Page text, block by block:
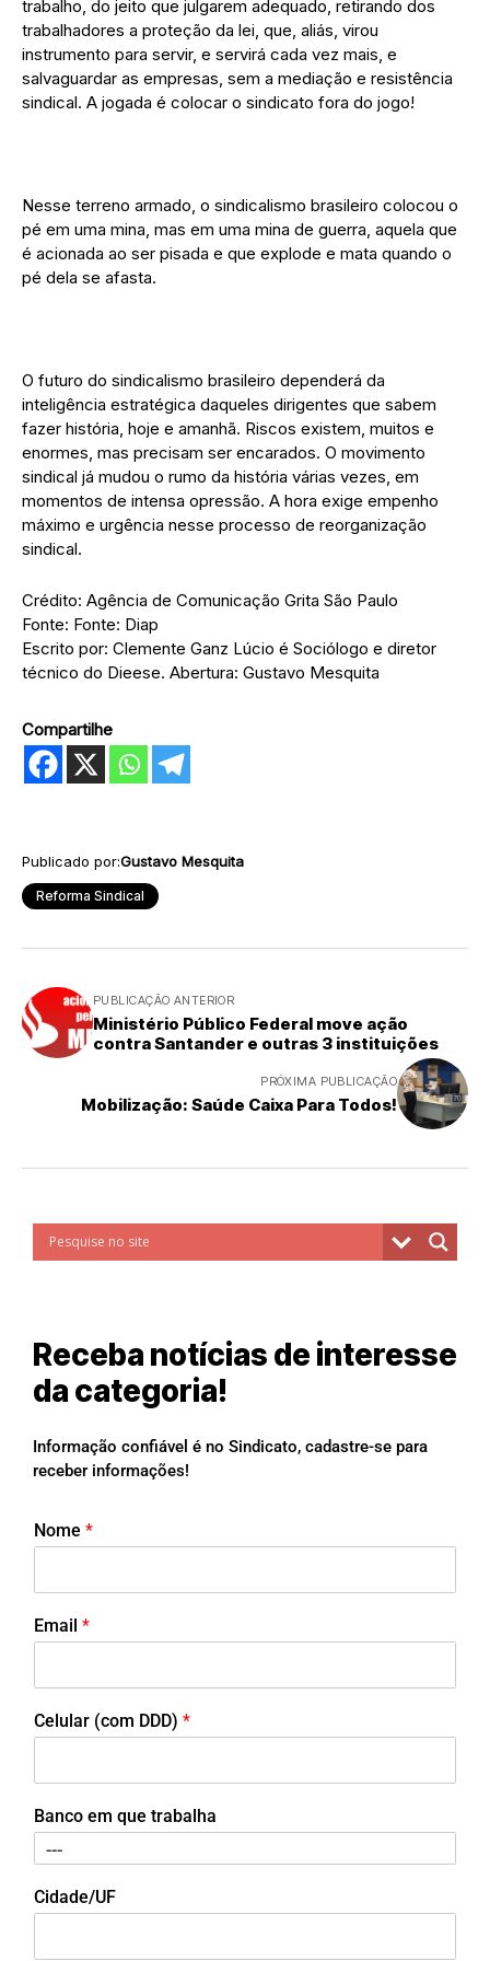
trabalho, do jeito que julgarem adequado, retirando dos
trabalhadores a proteção da lei, que, aliás, virou
instrumento para servir, e servirá cada vez mais, e
salvaguardar as empresas, sem a mediação e resistência
sindical. A jogada é colocar o sindicato fora do jogo!
Nesse terreno armado, o sindicalismo brasileiro colocou o
pé em uma mina, mas em uma mina de guerra, aquela que
é acionada ao ser pisada e que explode e mata quando o
pé dela se afasta.
O futuro do sindicalismo brasileiro dependerá da
inteligência estratégica daqueles dirigentes que sabem
fazer história, hoje e amanhã. Riscos existem, muitos e
enormes, mas precisam ser encarados. O movimento
sindical já mudou o rumo da história várias vezes, em
momentos de intensa opressão. A hora exige empenho
máximo e urgência nesse processo de reorganização
sindical.
Crédito: Agência de Comunicação Grita São Paulo
Fonte: Fonte: Diap
Escrito por: Clemente Ganz Lúcio é Sociólogo e diretor
técnico do Dieese. Abertura: Gustavo Mesquita
Compartilhe
Publicado por:Gustavo Mesquita
Reforma Sindical
PUBLICAÇÃO ANTERIOR
Ministério Público Federal move ação
contra Santander e outras 3 instituições
PRÓXIMA PUBLICAÇÃO
Mobilização: Saúde Caixa Para Todos!
Receba notícias de interesse
da categoria!
Informação confiável é no Sindicato, cadastre-se para
receber informações!
Nome *
Email *
Celular (com DDD) *
Banco em que trabalha
Cidade/UF